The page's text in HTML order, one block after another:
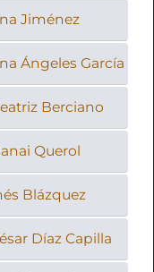
Jiménez
Ángeles García
Berciano
Querol
Blázquez
Díaz Capilla